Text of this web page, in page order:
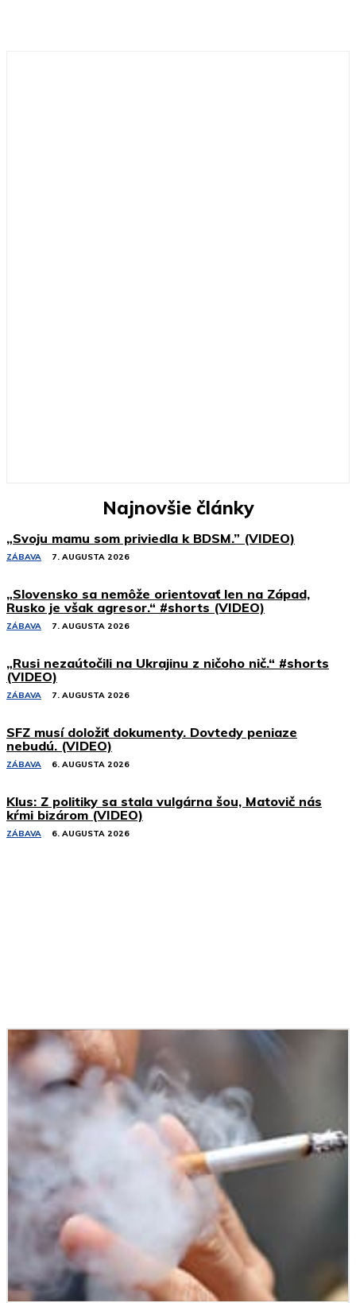
Najnovšie články
„Svoju mamu som priviedla k BDSM.” (VIDEO)
ZÁBAVA 7. AUGUSTA 2026
„Slovensko sa nemôže orientovať len na Západ,
Rusko je však agresor.“ #shorts (VIDEO)
ZÁBAVA 7. AUGUSTA 2026
„Rusi nezaútočili na Ukrajinu z ničoho nič.“ #shorts
(VIDEO)
ZÁBAVA 7. AUGUSTA 2026
SFZ musí doložiť dokumenty. Dovtedy peniaze
nebudú. (VIDEO)
ZÁBAVA 6. AUGUSTA 2026
Klus: Z politiky sa stala vulgárna šou, Matovič nás
kŕmi bizárom (VIDEO)
ZÁBAVA 6. AUGUSTA 2026